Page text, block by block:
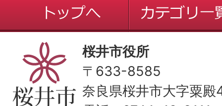
桜井市役所
〒633-8585
奈良県桜井市大字粟